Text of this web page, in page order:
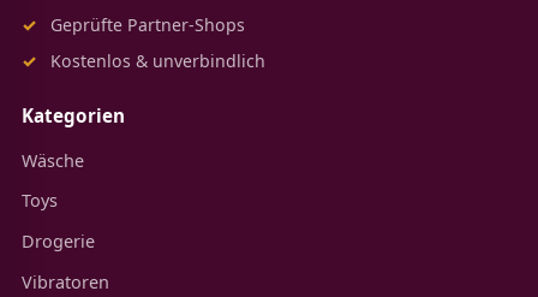
Geprüfte Partner-Shops
Kostenlos & unverbindlich
Kategorien
Wäsche
Toys
Drogerie
Vibratoren